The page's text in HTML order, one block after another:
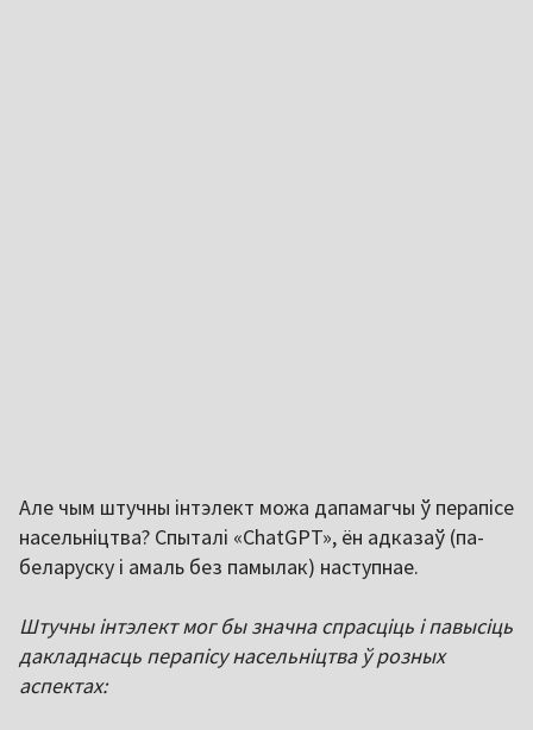
Але чым штучны інтэлект можа дапамагчы ў перапісе
насельніцтва? Спыталі «ChatGPT», ён адказаў (па-
беларуску і амаль без памылак) наступнае.
Штучны інтэлект мог бы значна спрасціць і павысіць
дакладнасць перапісу насельніцтва ў розных
аспектах: